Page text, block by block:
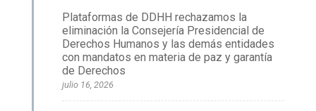
Plataformas de DDHH rechazamos la
eliminación la Consejería Presidencial de
Derechos Humanos y las demás entidades
con mandatos en materia de paz y garantía
de Derechos
julio 16, 2026